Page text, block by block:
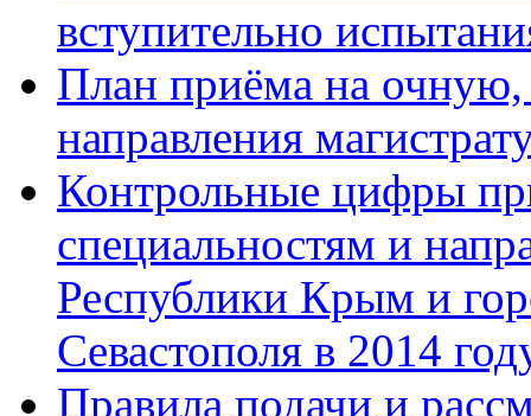
вступительно
План приёма на
направления
Контрольные цифры
специальностям и
Республики Крым и
Севастополя в 2014
Правила подачи и